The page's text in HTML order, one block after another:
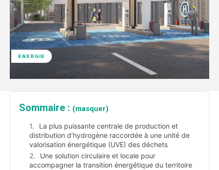
ENERGIE
Sommaire : (masquer)
La plus puissante centrale de production et
distribution d’hydrogène raccordée à une unité de
valorisation énergétique (UVE) des déchets
Une solution circulaire et locale pour
accompagner la transition énergétique du territoire